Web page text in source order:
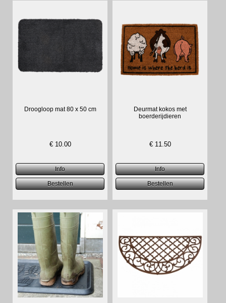
Droogloop mat 80 x 50 cm
€ 10.00
Deurmat kokos met
boerderijdieren
€ 11.50